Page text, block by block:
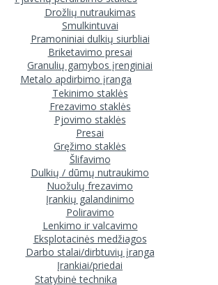
Drožlių nutraukimas
Smulkintuvai
Pramoniniai dulkių siurbliai
Briketavimo presai
Granulių gamybos įrenginiai
Metalo apdirbimo įranga
Tekinimo staklės
Frezavimo staklės
Pjovimo staklės
Presai
Gręžimo staklės
Šlifavimo
Dulkių / dūmų nutraukimo
Nuožulų frezavimo
Įrankių galandinimo
Poliravimo
Lenkimo ir valcavimo
Eksplotacinės medžiagos
Darbo stalai/dirbtuvių įranga
Įrankiai/priedai
Statybinė technika